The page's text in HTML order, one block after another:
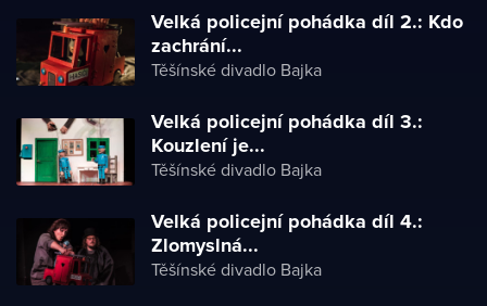
Velká policejní pohádka díl 2.: Kdo
zachrání...
Těšínské divadlo Bajka
Velká policejní pohádka díl 3.:
Kouzlení je...
Těšínské divadlo Bajka
Velká policejní pohádka díl 4.:
Zlomyslná...
Těšínské divadlo Bajka